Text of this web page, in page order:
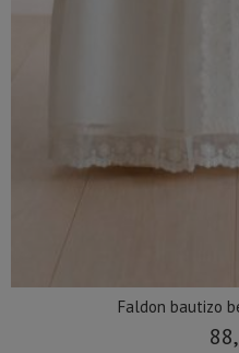
Faldon bautizo